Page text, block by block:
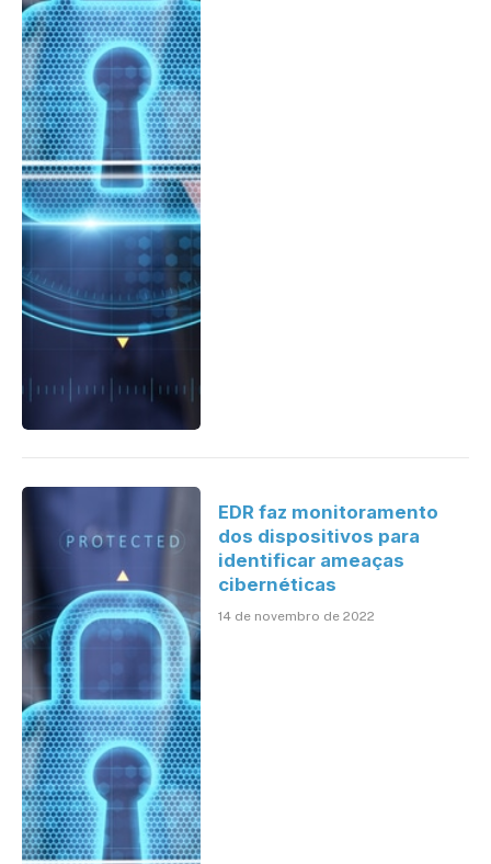
EDR faz monitoramento
dos dispositivos para
identificar ameaças
cibernéticas
14 de novembro de 2022